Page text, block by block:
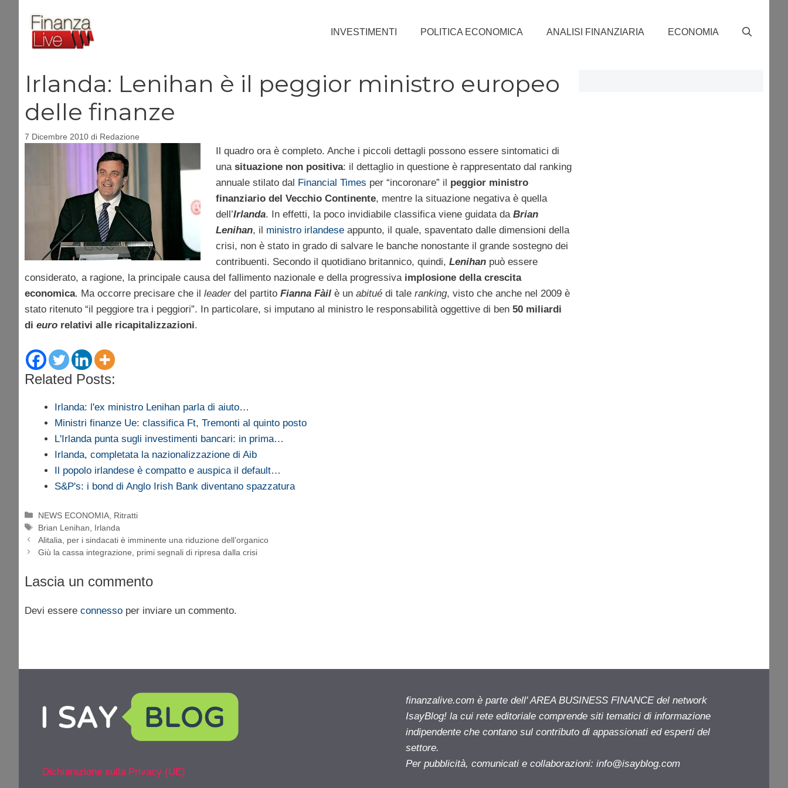
contenuto
INVESTIMENTI POLITICA ECONOMICA ANALISI FINANZIARIA ECONOMIA
Irlanda: Lenihan è il peggior ministro europeo
delle finanze
7 Dicembre 2010 di Redazione
Il quadro ora è completo. Anche i piccoli dettagli possono essere sintomatici di
una situazione non positiva: il dettaglio in questione è rappresentato dal ranking
annuale stilato dal Financial Times per “incoronare” il peggior ministro
finanziario del Vecchio Continente, mentre la situazione negativa è quella
dell’Irlanda. In effetti, la poco invidiabile classifica viene guidata da Brian
Lenihan, il ministro irlandeseappunto, il quale, spaventato dalle dimensioni della
crisi, non è stato in grado di salvare le banche nonostante il grande sostegno dei
contribuenti. Secondo il quotidiano britannico, quindi, Lenihanpuò essere
considerato, a ragione, la principale causa del fallimento nazionale e della progressiva implosione della crescita
economica. Ma occorre precisare che il leaderdel partito Fianna Fàil è un abitué di tale ranking, visto che anche nel 2009 è
stato ritenuto “il peggiore tra i peggiori”. In particolare, si imputano al ministro le responsabilità oggettive di ben 50 miliardi
di euro relativi alle ricapitalizzazioni.
Related Posts:
Irlanda: l'ex ministro Lenihan parla di aiuto…
Ministri finanze Ue: classifica Ft, Tremonti al quinto posto
L'Irlanda punta sugli investimenti bancari: in prima…
Irlanda, completata la nazionalizzazione di Aib
Il popolo irlandese è compatto e auspica il default…
S&P's: i bond di Anglo Irish Bank diventano spazzatura
Categorie
NEWS ECONOMIA Ritratti
Tag
Brian Lenihan
Irlanda
Alitalia, per i sindacati è imminente una riduzione dell’organico
Giù la cassa integrazione, primi segnali di ripresa dalla crisi
Lascia un commento
Devi essere connesso per inviare un commento.
Dichiarazione sulla Privacy (UE)
finanzalive.com è parte dell' AREA BUSINESS FINANCE del network
IsayBlog! la cui rete editoriale comprende siti tematici di informazione
indipendente che contano sul contributo di appassionati ed esperti del
settore.
Per pubblicità, comunicati e collaborazioni: info@isayblog.com